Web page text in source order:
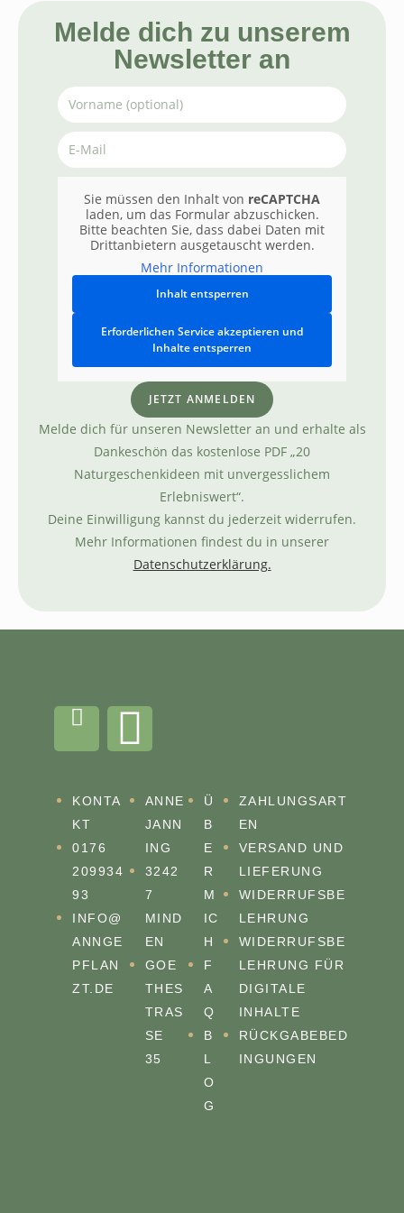
Melde dich zu unserem
Newsletter an
Sie müssen den Inhalt von reCAPTCHA
laden, um das Formular abzuschicken.
Bitte beachten Sie, dass dabei Daten mit
Drittanbietern ausgetauscht werden.
Mehr Informationen
Inhalt entsperren
Erforderlichen Service akzeptieren und
Inhalte entsperren
JETZT ANMELDEN
Melde dich für unseren Newsletter an und erhalte als
Dankeschön das kostenlose PDF „20
Naturgeschenkideen mit unvergesslichem
Erlebniswert“.
Deine Einwilligung kannst du jederzeit widerrufen.
Mehr Informationen findest du in unserer
Datenschutzerklärung.
KONTA
KT
0176
209934
93
INFO@
ANNGE
PFLAN
ZT.DE
ANNE
JANN
ING
3242
7
MIND
EN
GOE
THES
TRASS
E 3
5
Ü
B
E
R
M
IC
H
F
A
Q
B
L
O
G
ZAHLUNGSART
EN
VERSAND UND
LIEFERUNG
WIDERRUFSBE
LEHRUNG
WIDERRUFSBE
LEHRUNG FÜR
DIGITALE
INHALTE
RÜCKGABEBED
INGUNGEN